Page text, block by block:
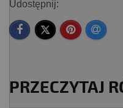
Udostępnij:
PRZECZYTAJ